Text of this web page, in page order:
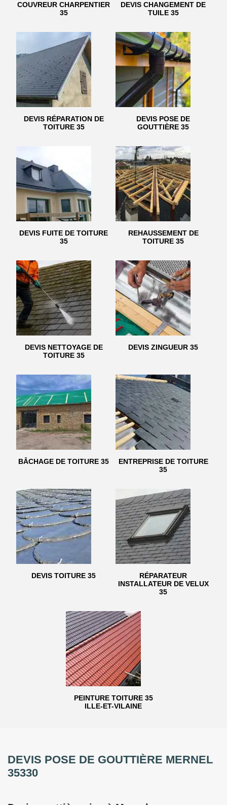
COUVREUR CHARPENTIER
35
DEVIS CHANGEMENT DE
TUILE 35
DEVIS RÉPARATION DE
TOITURE 35
DEVIS POSE DE
GOUTTIÈRE 35
DEVIS FUITE DE TOITURE
35
REHAUSSEMENT DE
TOITURE 35
DEVIS NETTOYAGE DE
TOITURE 35
DEVIS ZINGUEUR 35
BÂCHAGE DE TOITURE 35
ENTREPRISE DE TOITURE
35
DEVIS TOITURE 35
RÉPARATEUR
INSTALLATEUR DE VELUX
35
PEINTURE TOITURE 35
ILLE-ET-VILAINE
DEVIS POSE DE GOUTTIÈRE MERNEL
35330